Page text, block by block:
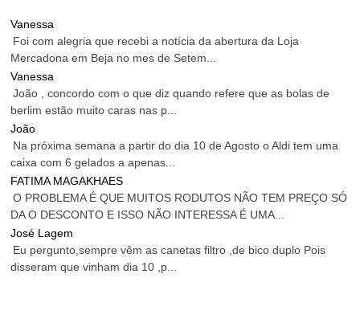
Vanessa
Foi com alegria que recebi a notícia da abertura da Loja
Mercadona em Beja no mes de Setem...
Vanessa
João , concordo com o que diz quando refere que as bolas de
berlim estão muito caras nas p...
João
Na próxima semana a partir do dia 10 de Agosto o Aldi tem uma
caixa com 6 gelados a apenas...
FATIMA MAGAKHAES
O PROBLEMA É QUE MUITOS RODUTOS NÃO TEM PREÇO SÓ
DA O DESCONTO E ISSO NÃO INTERESSA É UMA...
José Lagem
Eu pergunto,sempre vêm as canetas filtro ,de bico duplo Pois
disseram que vinham dia 10 ,p...